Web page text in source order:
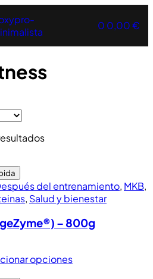
0 0,00€
del entrenamiento, MKB,
, Salud y bienestar
– 800g
opciones